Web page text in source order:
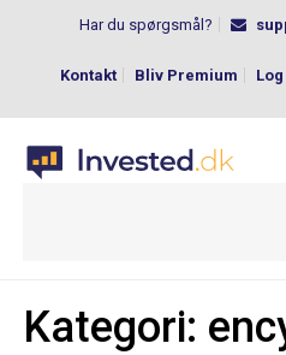
Har du spørgsmål?
Kontakt Bliv Premium
Kategori: